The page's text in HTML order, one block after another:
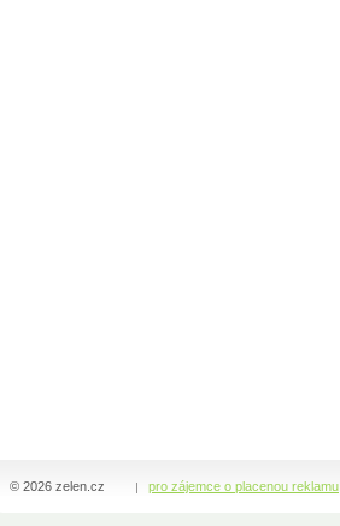
pro zájemce o placenou reklamu
© 2026 zelen.cz